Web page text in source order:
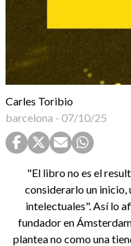
Carles Toribio
barcelona - 07/10/25
"El libro no es el
considerarlo un inicio,
intelectuales". Así lo
fundador en
plantea no como una